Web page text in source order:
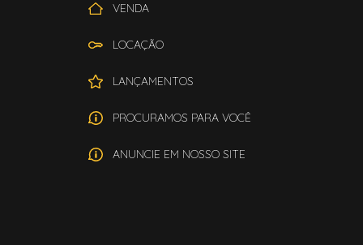
VENDA
LOCAÇÃO
LANÇAMENTOS
PROCURAMOS PARA VOCÊ
ANUNCIE EM NOSSO SITE